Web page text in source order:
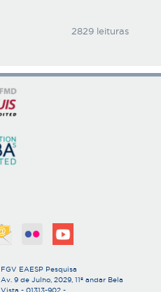
2829 leituras
FGV EAESP Pesquisa
Av. 9 de Julho, 2029, 11º andar Bela
Vista - 01313-902 -